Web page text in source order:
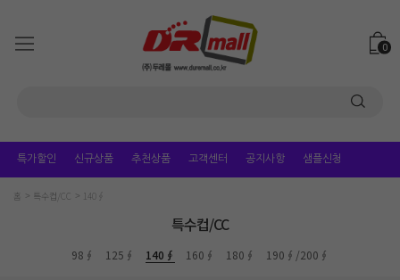
0
특가할인 신규상품 추천상품 고객센터 공지사항 샘플신청
홈 특수컵/CC 140∮
특수컵/CC
98∮ 125∮ 140∮ 160∮ 180∮ 190∮/200∮